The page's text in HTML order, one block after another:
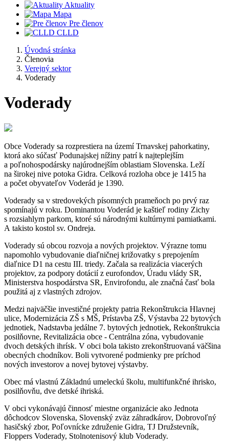
Aktuality
Mapa
Pre členov
CLLD
Úvodná stránka
Členovia
Verejný sektor
Voderady
Voderady
Obce Voderady sa rozprestiera na území Trnavskej pahorkatiny,
ktorá ako súčasť Podunajskej nížiny patrí k najteplejším
a poľnohospodársky najúrodnejším oblastiam Slovenska. Leží
na širokej nive potoka Gidra. Celková rozloha obce je 1415 ha
a počet obyvateľov Voderád je 1390.
Voderady sa v stredovekých písomných prameňoch po prvý raz
spomínajú v roku. Dominantou Voderád je kaštieľ rodiny Zichy
s rozsiahlym parkom, ktoré sú národnými kultúrnymi pamiatkami.
A takisto kostol sv. Ondreja.
Voderady sú obcou rozvoja a nových projektov. Výrazne tomu
napomohlo vybudovanie diaľničnej križovatky s prepojením
diaľnice D1 na cestu III. triedy. Začala sa realizácia viacerých
projektov, za podpory dotácií z eurofondov, Úradu vlády SR,
Ministerstva hospodárstva SR, Envirofondu, ale značná časť bola
použitá aj z vlastných zdrojov.
Medzi najväčšie investičné projekty patria Rekonštrukcia Hlavnej
ulice, Modernizácia ZŠ s MŠ, Prístavba ZŠ, Výstavba 22 bytových
jednotiek, Nadstavba jedálne 7. bytových jednotiek, Rekonštrukcia
posilňovne, Revitalizácia obce - Centrálna zóna, vybudovanie
dvoch detských ihrísk. V obci bola takisto zrekonštruovaná väčšina
obecných chodníkov. Boli vytvorené podmienky pre príchod
nových investorov a novej bytovej výstavby.
Obec má vlastnú Základnú umeleckú školu, multifunkčné ihrisko,
posilňovňu, dve detské ihriská.
V obci vykonávajú činnosť miestne organizácie ako Jednota
dôchodcov Slovenska, Slovenský zväz záhradkárov, Dobrovoľný
hasičský zbor, Poľovnícke združenie Gidra, TJ Družstevník,
Floppers Voderady, Stolnotenisový klub Voderady.